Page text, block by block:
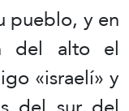
pueblo, y en
del alto el
«israelí» y